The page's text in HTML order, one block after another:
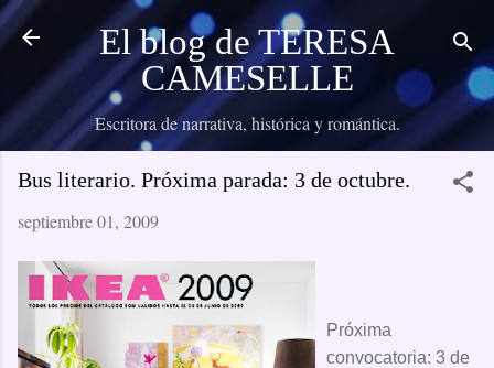
Ir al contenido principal
El blog de TERESA
CAMESELLE
Escritora de narrativa, histórica y romántica.
Bus literario. Próxima parada: 3 de octubre.
septiembre 01, 2009
Próxima
convocatoria: 3 de